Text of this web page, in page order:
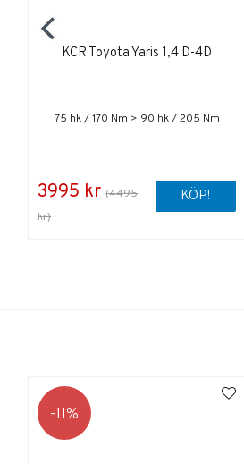
KCR Toyota Yaris 1,4 D-4D
75 hk / 170 Nm > 90 hk / 205 Nm
3995 kr (4495
kr)
KÖP!
11